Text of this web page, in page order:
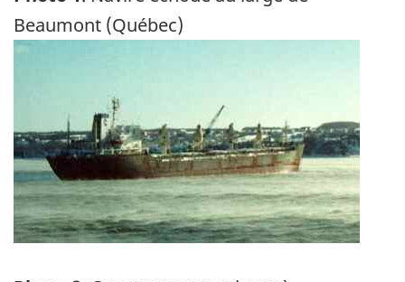
Beaumont (Québec)
Image